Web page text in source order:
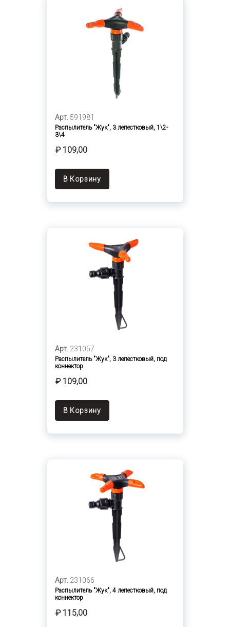
Арт. 591981
Распылитель "Жук", 3 лепестковый, 1\2-
3\4
₽ 109,00
В Корзину
Арт. 231057
Распылитель "Жук", 3 лепестковый, под
коннектор
₽ 109,00
В Корзину
Арт. 231066
Распылитель "Жук", 4 лепестковый, под
коннектор
₽ 115,00